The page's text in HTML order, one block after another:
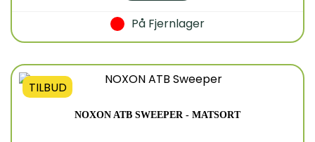
På Fjernlager
TILBUD
NOXON ATB SWEEPER - MATSORT